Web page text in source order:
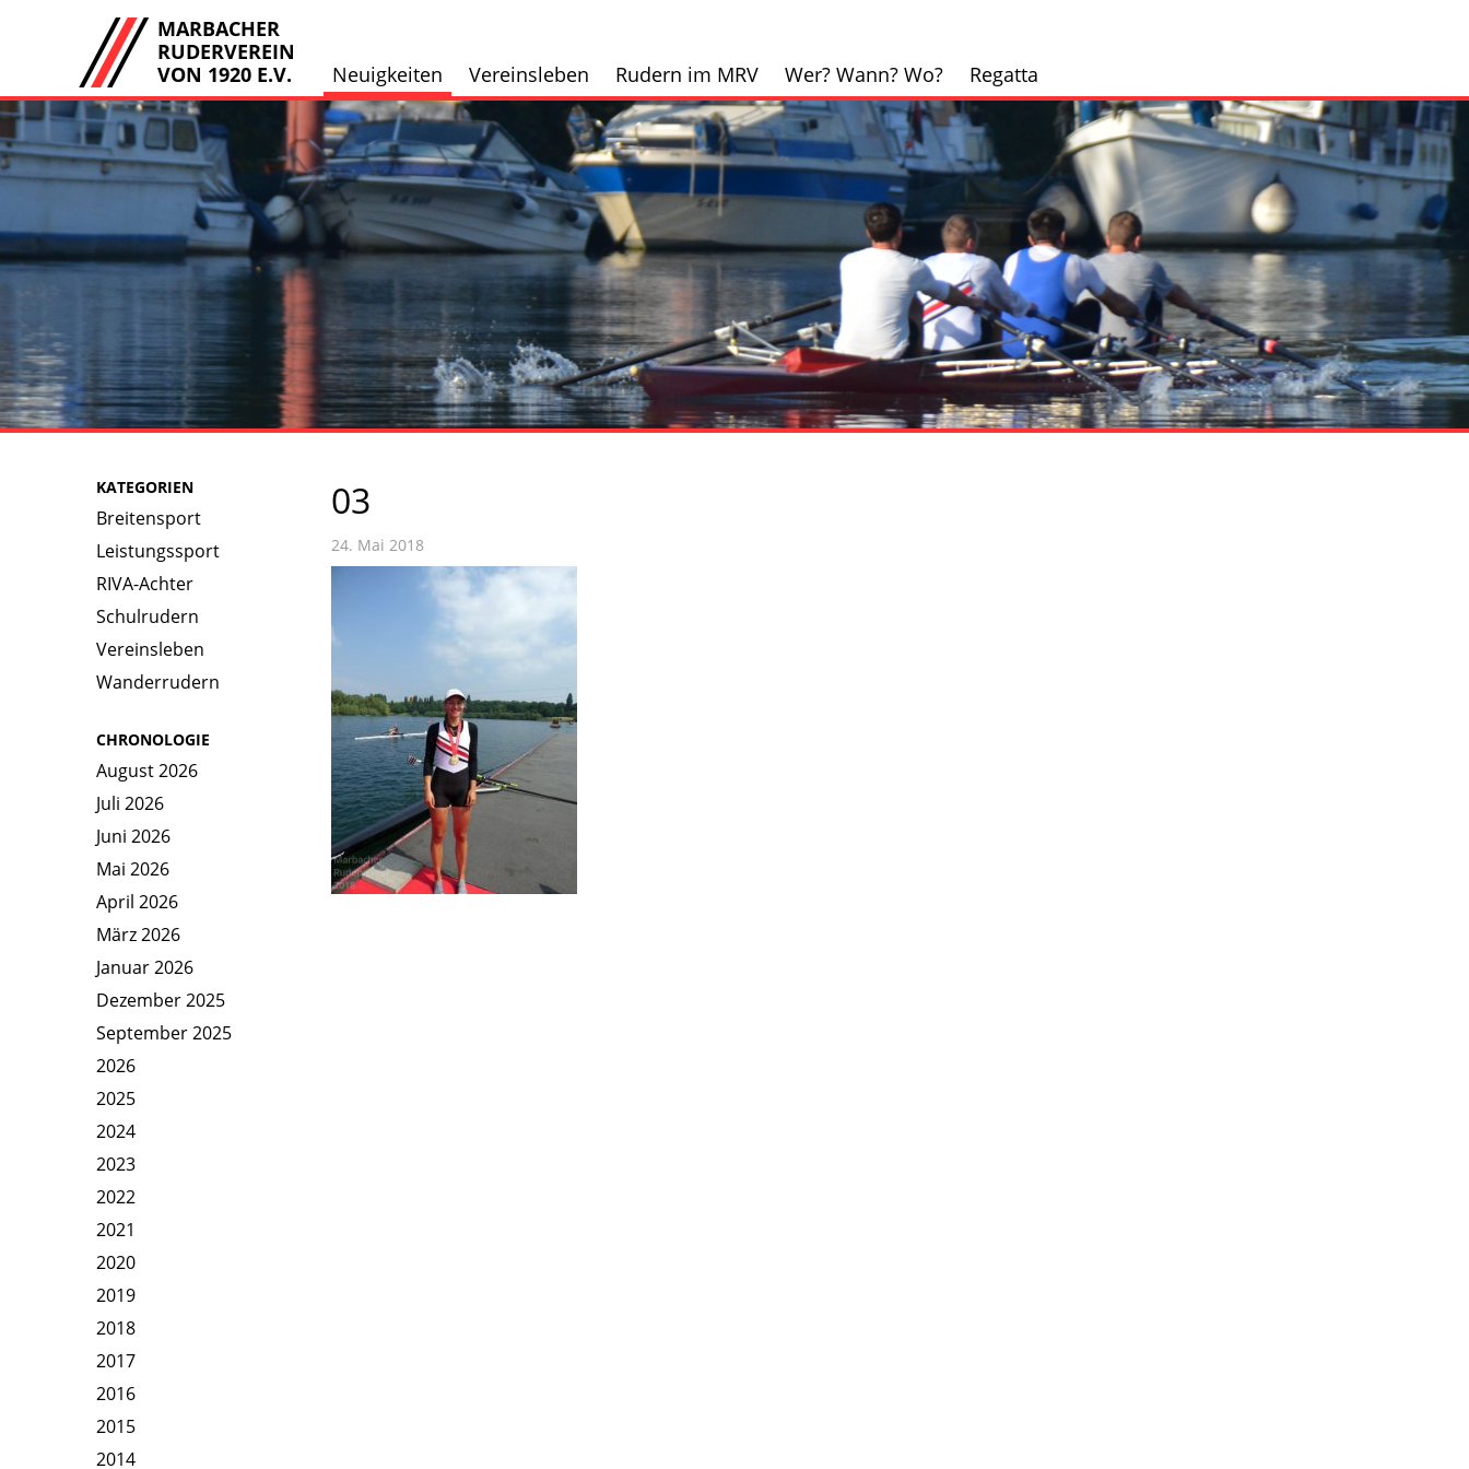
MARBACHER
RUDERVEREIN
VON 1920 E.V.
Neuigkeiten Vereinsleben Rudern im MRV Wer? Wann? Wo? Regatta
KATEGORIEN
Breitensport
Leistungssport
RIVA-Achter
Schulrudern
Vereinsleben
Wanderrudern
CHRONOLOGIE
August 2026
Juli 2026
Juni 2026
Mai 2026
April 2026
März 2026
Januar 2026
Dezember 2025
September 2025
2026
2025
2024
2023
2022
2021
2020
2019
2018
2017
2016
2015
2014
03
24. Mai 2018